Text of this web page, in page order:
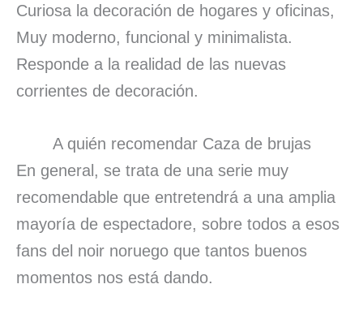
Curiosa la decoración de hogares y oficinas,
Muy moderno, funcional y minimalista.
Responde a la realidad de las nuevas
corrientes de decoración.
A quién recomendar Caza de brujas
En general, se trata de una serie muy
recomendable que entretendrá a una amplia
mayoría de espectadore, sobre todos a esos
fans del noir noruego que tantos buenos
momentos nos está dando.